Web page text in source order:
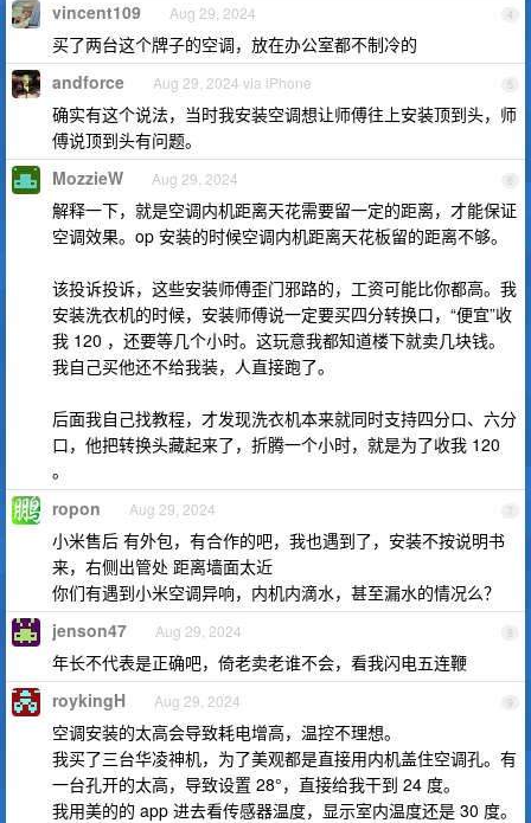
4
vincent109 Aug 29, 2024
买了两台这个牌子的空调，放在办公室都不制冷的
5
andforce Aug 29, 2024 via iPhone
确实有这个说法，当时我安装空调想让师傅往上安装顶到头，师
傅说顶到头有问题。
6
MozzieW Aug 29, 2024
解释一下，就是空调内机距离天花需要留一定的距离，才能保证
空调效果。op 安装的时候空调内机距离天花板留的距离不够。
该投诉投诉，这些安装师傅歪门邪路的，工资可能比你都高。我
安装洗衣机的时候，安装师傅说一定要买四分转换口，“便宜”收
我 120 ，还要等几个小时。这玩意我都知道楼下就卖几块钱。
我自己买他还不给我装，人直接跑了。
后面我自己找教程，才发现洗衣机本来就同时支持四分口、六分
口，他把转换头藏起来了，折腾一个小时，就是为了收我 120
。
7
ropon Aug 29, 2024
小米售后 有外包，有合作的吧，我也遇到了，安装不按说明书
来，右侧出管处 距离墙面太近
你们有遇到小米空调异响，内机内滴水，甚至漏水的情况么？
8
jenson47 Aug 29, 2024
年长不代表是正确吧，倚老卖老谁不会，看我闪电五连鞭
9
roykingH Aug 29, 2024
空调安装的太高会导致耗电增高，温控不理想。
我买了三台华凌神机，为了美观都是直接用内机盖住空调孔。有
一台孔开的太高，导致设置 28°，直接给我干到 24 度。
我用美的的 app 进去看传感器温度，显示室内温度还是 30 度。